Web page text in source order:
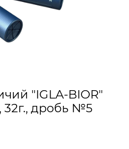
"IGLA-BIOR"
32г., дробь №5